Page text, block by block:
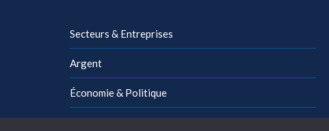
Secteurs & Entreprises
Argent
Économie & Politique
Management